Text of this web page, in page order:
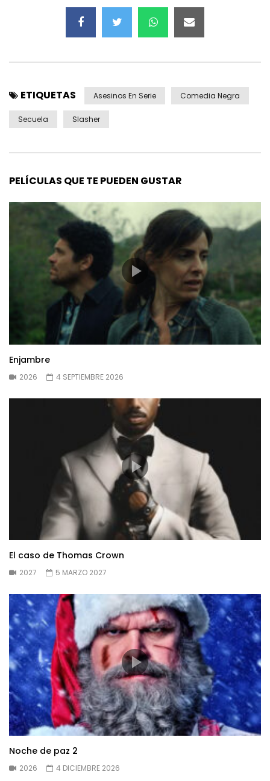
ETIQUETAS Asesinos En Serie Comedia Negra
Secuela Slasher
PELÍCULAS QUE TE PUEDEN GUSTAR
Enjambre
2026 4 SEPTIEMBRE 2026
El caso de Thomas Crown
2027 5 MARZO 2027
Noche de paz 2
2026 4 DICIEMBRE 2026